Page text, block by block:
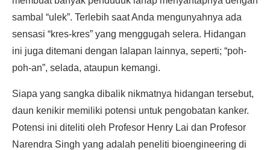
sambal “ulek”. Terlebih saat Anda mengunyahnya ada
sensasi “kres-kres” yang menggugah selera. Hidangan
ini juga ditemani dengan lalapan lainnya, seperti; “poh-
poh-an”, selada, ataupun kemangi.
Siapa yang sangka dibalik nikmatnya hidangan tersebut,
daun kenikir memiliki potensi untuk pengobatan kanker.
Potensi ini diteliti oleh Profesor Henry Lai dan Profesor
Narendra Singh yang adalah peneliti bioengineering di